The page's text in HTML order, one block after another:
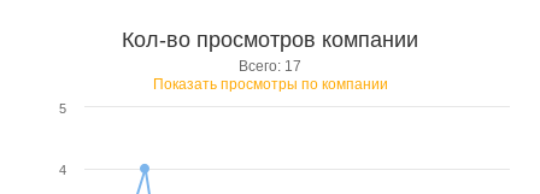
Кол-во просмотров компании
Всего: 17
Показать просмотры по компании
4
5